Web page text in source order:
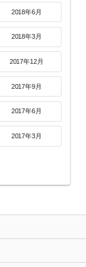
2018年6月
2018年3月
2017年12月
2017年9月
2017年6月
2017年3月